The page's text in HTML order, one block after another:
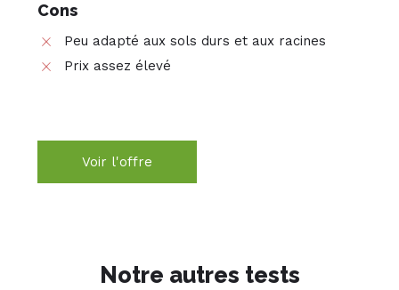
Cons
Peu adapté aux sols durs et aux racines
Prix assez élevé
Voir l'offre
Notre autres tests